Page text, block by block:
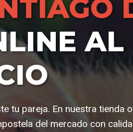
AL
tu pareja. En nuestra tienda
del mercado con